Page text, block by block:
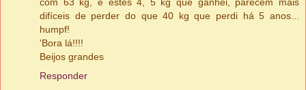
difíceis de perder do que 40 kg que perdi há 5 anos...
humpf!
'Bora lá!!!!
Beijos grandes
Responder